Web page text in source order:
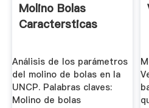
Molino Bolas
Caractersticas
Análisis de los parámetros
del molino de bolas en la
UNCP. Palabras claves:
Molino de bolas